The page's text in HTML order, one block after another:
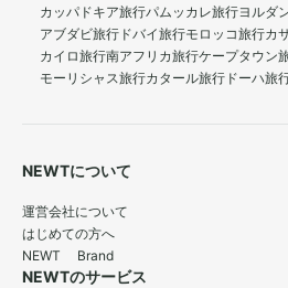
カッパドキア旅行パムッカレ旅行ヨルダ
アブダビ旅行 ドバイ旅行モロッコ旅行カ
カイロ旅行南アフリカ旅行ケープタウン
モーリシャス旅行カタール旅行 ドーハ旅
NEWTについて
運営会社について
はじめての方へ
NEWT Brand
NEWTのサービス